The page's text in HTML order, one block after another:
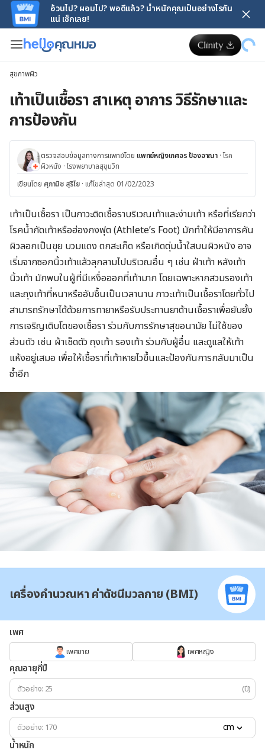
อ้วนไป? ผอมไป? พอดีแล้ว? น้ำหนักคุณเป็นอย่างไรกัน
แน่ เช็กเลย!
สุขภาพผิว
เท้าเป็นเชื้อรา สาเหตุ อาการ วิธีรักษาและ
การป้องกัน
ตรวจสอบข้อมูลทางการแพทย์โดย แพทย์หญิงเกศอร ป้องอาณา ·โรค
ผิวหนัง ·โรงพยาบาลสุขุมวิท
เขียนโดย ศุภานิช สุริโย · แก้ไขล่าสุด 01/02/2023
เท้าเป็นเชื้อรา เป็นภาวะติดเชื้อราบริเวณเท้าและง่ามเท้า หรือที่เรียกว่า
โรคน้ำกัดเท้าหรือฮ่องกงฟุต (Athlete’s Foot) มักทำให้มีอาการคัน
ผิวลอกเป็นขุย บวมแดง ตกสะเก็ด หรือเกิดตุ่มน้ำใสบนผิวหนัง อาจ
เริ่มจากซอกนิ้วเท้าแล้วลุกลามไปบริเวณอื่น ๆ เช่น ฝ่าเท้า หลังเท้า
นิ้วเท้า มักพบในผู้ที่มีเหงื่อออกที่เท้ามาก โดยเฉพาะหากสวมรองเท้า
และถุงเท้าที่หนาหรืออับชื้นเป็นเวลานาน ภาวะเท้าเป็นเชื้อราโดยทั่วไป
สามารถรักษาได้ด้วยการทายาหรือรับประทานยาต้านเชื้อราเพื่อยับยั้ง
การเจริญเติบโตของเชื้อรา ร่วมกับการรักษาสุขอนามัย ไม่ใช้ของ
ส่วนตัว เช่น ผ้าเช็ดตัว ถุงเท้า รองเท้า ร่วมกับผู้อื่น และดูแลให้เท้า
แห้งอยู่เสมอ เพื่อให้เชื้อราที่เท้าหายไวขึ้นและป้องกันการกลับมาเป็น
ซ้ำอีก
เครื่องคำนวณหา ค่าดัชนีมวลกาย (BMI)
เพศ
เพศชาย เพศหญิง
คุณอายุกี่ปี
(ปี)
ส่วนสูง
cm
น้ำหนัก